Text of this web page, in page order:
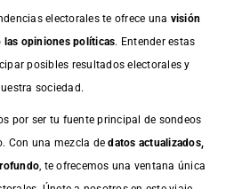
electorales te ofrece una visión
las opiniones políticas. Entender estas
posibles resultados electorales y
sociedad.
por ser tu fuente principal de sondeos
Con una mezcla dedatos actualizados,
, te ofrecemos una ventana única